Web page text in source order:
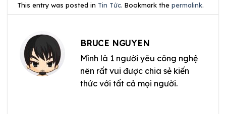
This entry was posted in Tin Tức. Bookmark thepermalink.
BRUCE NGUYEN
Mình là 1 người yêu công nghệ
nên rất vui được chia sẻ kiến
thức với tất cả mọi người.